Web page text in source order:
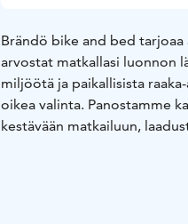
arvostat matkallasi luonnon
miljöötä ja paikallisista
oikea valinta. Panostamme
kestävään matkailuun,